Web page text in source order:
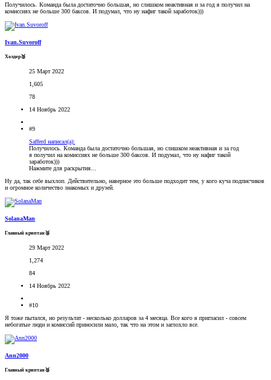
Получилось. Команда была достаточно большая, но слишком неактивная и за год я получил на
комиссиях не больше 300 баксов. И подумал, что ну нафиг такой заработок)))
Ivan.Suvoroff
Холдер🥉
25 Март 2022
1,605
78
14 Ноябрь 2022
#9
Safferd написал(а):
Получилось. Команда была достаточно большая, но слишком неактивная и за год
я получил на комиссиях не больше 300 баксов. И подумал, что ну нафиг такой
заработок)))
Нажмите для раскрытия...
Ну да, так себе выхлоп. Действительно, наверное это больше подходит тем, у кого куча подписчиков
и огромное количество знакомых и друзей.
SolanaMan
Главный криптан🥈
29 Март 2022
1,274
84
14 Ноябрь 2022
#10
Я тоже пытался, но результат - несколько долларов за 4 месяца. Все кого я пригласил - совсем
небогатые люди и комиссий приносили мало, так что на этом и заглохло все.
Ann2000
Главный криптан🥈